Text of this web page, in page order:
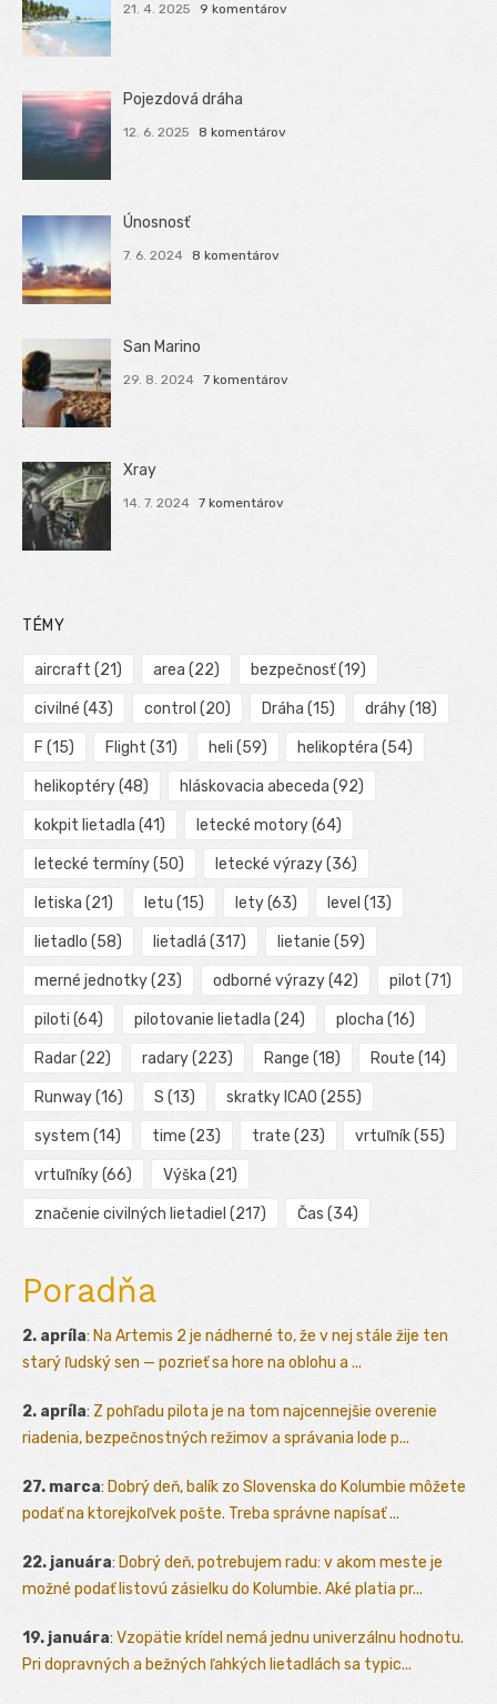
21. 4. 2025 9 komentárov
Pojezdová dráha
12. 6. 2025 8 komentárov
Únosnosť
7. 6. 2024 8 komentárov
San Marino
29. 8. 2024 7 komentárov
Xray
14. 7. 2024 7 komentárov
TÉMY
aircraft (21) area (22) bezpečnosť(19)
civilné (43) control (20) Dráha (15) dráhy(18)
F (15) Flight (31) heli (59) helikoptéra (54)
helikoptéry(48) hláskovacia abeceda (92)
kokpit lietadla (41) letecké motory(64)
letecké termíny(50) letecké výrazy(36)
letiska (21) letu (15) lety(63) level (13)
lietadlo (58) lietadlá (317) lietanie (59)
merné jednotky(23) odborné výrazy(42) pilot (71)
piloti (64) pilotovanie lietadla (24) plocha (16)
Radar(22) radary(223) Range (18) Route (14)
Runway(16) S (13) skratky ICAO (255)
system (14) time (23) trate (23) vrtuľník(55)
vrtuľníky(66) Výška (21)
značenie civilných lietadiel (217) Čas (34)
Poradňa
2. apríla: Na Artemis 2 je nádherné to, že v nej stále žije ten
starý ľudský sen — pozrieť sa hore na oblohu a ...
2. apríla: Z pohľadu pilota je na tom najcennejšie overenie
riadenia, bezpečnostných režimov a správania lode p...
27. marca: Dobrý deň, balík zo Slovenska do Kolumbie môžete
podať na ktorejkoľvek pošte. Treba správne napísať ...
22. januára: Dobrý deň, potrebujem radu: v akom meste je
možné podať listovú zásielku do Kolumbie. Aké platia pr...
19. januára: Vzopätie krídel nemá jednu univerzálnu hodnotu.
Pri dopravných a bežných ľahkých lietadlách sa typic...